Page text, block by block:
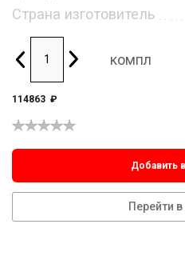
Страна изготовитель
компл
114863 ₽
Добавить
Перейти